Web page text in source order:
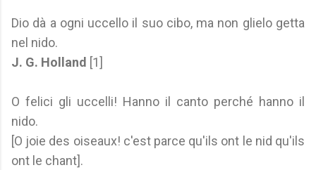
Dio dà a ogni uccello il suo cibo, ma non glielo getta
nel nido.
J. G. Holland [1]
O felici gli uccelli! Hanno il canto perché hanno il
nido.
[O joie des oiseaux! c'est parce qu'ils ont le nid qu'ils
ont le chant].